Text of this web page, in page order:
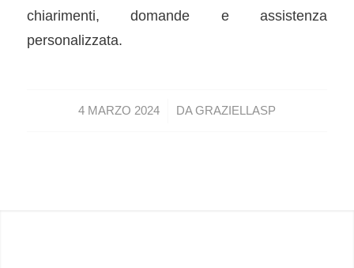
chiarimenti, domande e assistenza
personalizzata.
4 MARZO 2024
/ DAGRAZIELLASP